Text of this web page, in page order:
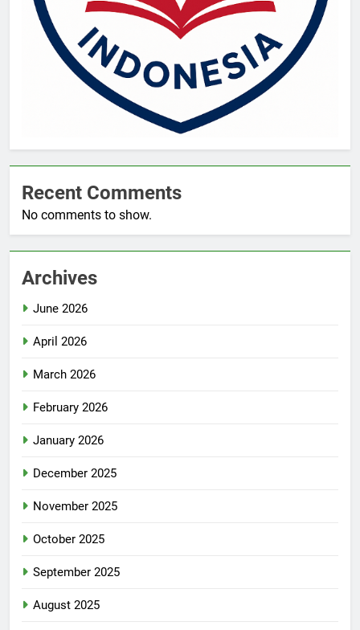
Recent Comments
No comments to show.
Archives
June 2026
April 2026
March 2026
February 2026
January 2026
December 2025
November 2025
October 2025
September 2025
August 2025